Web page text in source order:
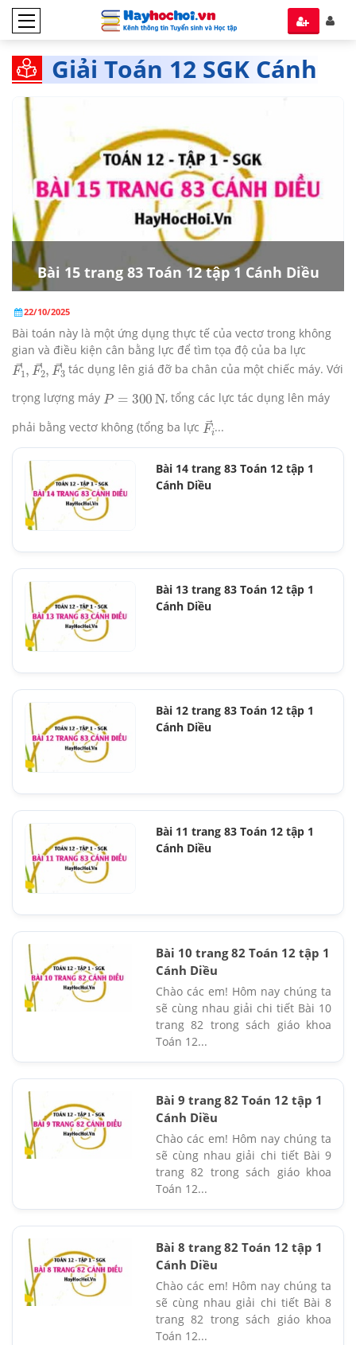
Giải Toán 12 SGK Cánh
Bài 15 trang 83 Toán 12 tập 1 Cánh Diều
22/10/2025
Bài toán này là một ứng dụng thực tế của vectơ trong không
gian và điều kiện cân bằng lực để tìm tọa độ của ba lực
F1→,F 2→,F3→
tác dụng lên giá đỡ ba chân của một chiếc máy. Với
trọng lượng máy P=300N
, tổng các lực tác dụng lên máy
phải bằng vectơ không (tổng ba lực Fi→
...
Bài 14 trang 83 Toán 12 tập 1
Cánh Diều
Bài 13 trang 83 Toán 12 tập 1
Cánh Diều
Bài 12 trang 83 Toán 12 tập 1
Cánh Diều
Bài 11 trang 83 Toán 12 tập 1
Cánh Diều
Bài 10 trang 82 Toán 12 tập 1
Cánh Diều
Chào các em! Hôm nay chúng ta
sẽ cùng nhau giải chi tiết Bài 10
trang 82 trong sách giáo khoa
Toán 12...
Bài 9 trang 82 Toán 12 tập 1
Cánh Diều
Chào các em! Hôm nay chúng ta
sẽ cùng nhau giải chi tiết Bài 9
trang 82 trong sách giáo khoa
Toán 12...
Bài 8 trang 82 Toán 12 tập 1
Cánh Diều
Chào các em! Hôm nay chúng ta
sẽ cùng nhau giải chi tiết Bài 8
trang 82 trong sách giáo khoa
Toán 12...